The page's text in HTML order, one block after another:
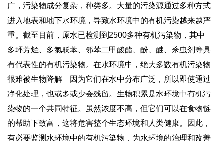
广，污染物成分复杂，种类多。大量的污染源通过多种方式
进入地表和地下水环境，导致水环境中的有机污染越来越严
重。截至目前，原水已检测到2500多种有机污染物，其中
多环芳烃、多氯联苯、邻苯二甲酸酯、酚、醚、杀虫剂等具
有代表性的有机污染物。在水环境中，绝大多数有机污染物
很难被生物降解，因为它们在水中分布广泛，所以即使通过
净化处理，也或多或少会残留。生物积累是水环境中有机污
染物的一个共同特征。虽然浓度不高，但它们可以在食物链
的帮助下致富，这将危害整个生态环境和人类健康。因此，
有必要监测水环境中的有机污染物，为水环境的治理和改善